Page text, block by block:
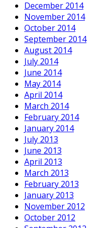
December 2014
November 2014
October 2014
September 2014
August 2014
July 2014
June 2014
May 2014
April 2014
March 2014
February 2014
January 2014
July 2013
June 2013
April 2013
March 2013
February 2013
January 2013
November 2012
October 2012